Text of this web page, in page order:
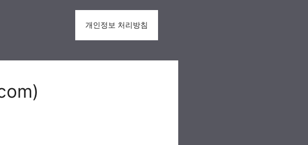
개인정보 처리방침